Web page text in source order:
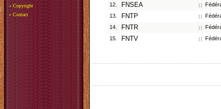
» Copyright
» Contact
12.
FNSEA [ ]
13.
FNTP [ ]
14.
FNTR [ ]
15.
FNTV [ ]